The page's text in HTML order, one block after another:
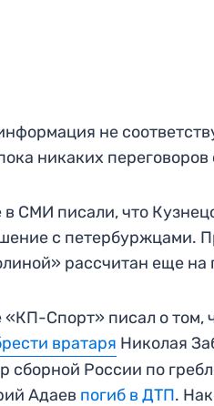
не
никаких
в СМИ писали, что
с петербуржцами.
рассчитан еще на
«КП-Спорт» писал о том,
вратаря Николая
сборной России по
Адаев погиб в ДТП.